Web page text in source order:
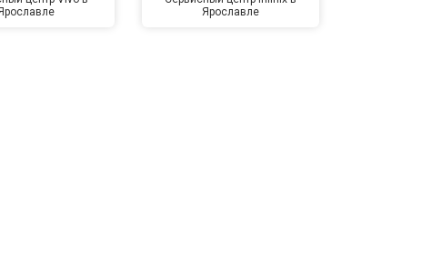
Ярославле